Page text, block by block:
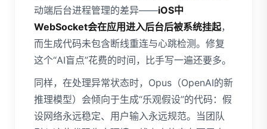
动端后台进程管理的差异——iOS中
WebSocket会在应用进入后台后被系统挂起，
而生成代码未包含断线重连与心跳检测。修复
这个“AI盲点”花费的时间，比手写一遍还要多。
同样，在处理异常状态时，Opus（OpenAI的新
推理模型）会倾向于生成“乐观假设”的代码：假
设网络永远稳定、用户输入永远规范。当团队